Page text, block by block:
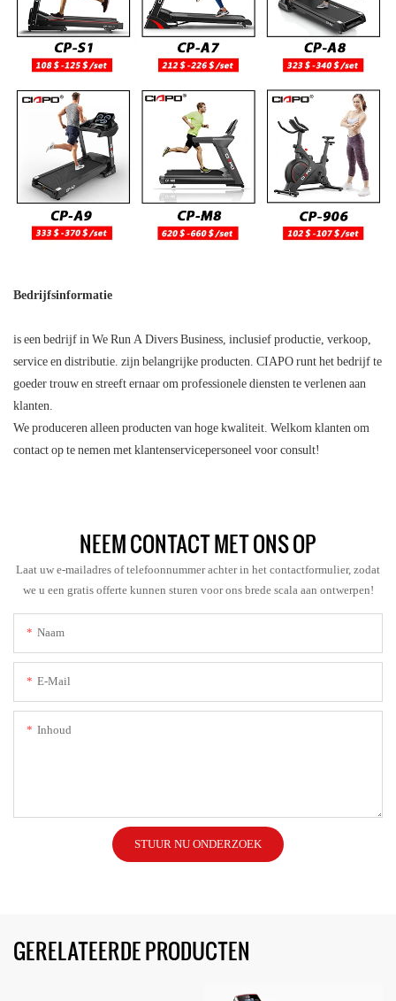
Bedrijfsinformatie
is een bedrijf in We Run A Divers Business, inclusief productie, verkoop,
service en distributie. zijn belangrijke producten. CIAPO runt het bedrijf te
goeder trouw en streeft ernaar om professionele diensten te verlenen aan
klanten.
We produceren alleen producten van hoge kwaliteit. Welkom klanten om
contact op te nemen met klantenservicepersoneel voor consult!
NEEM CONTACT MET ONS OP
Laat uw e-mailadres of telefoonnummer achter in het contactformulier, zodat
we u een gratis offerte kunnen sturen voor ons brede scala aan ontwerpen!
Naam
E-Mail
Inhoud
STUUR NU ONDERZOEK
GERELATEERDE PRODUCTEN